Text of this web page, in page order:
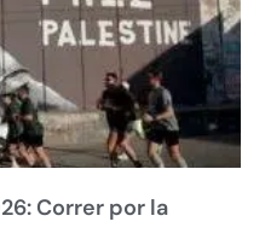
Correr por la